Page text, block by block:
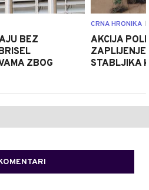
BEZ
ZBOG
CRNA HRONIKA
AKCIJA
STABLJIKA